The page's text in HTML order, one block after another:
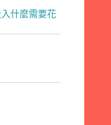
什麼需要花